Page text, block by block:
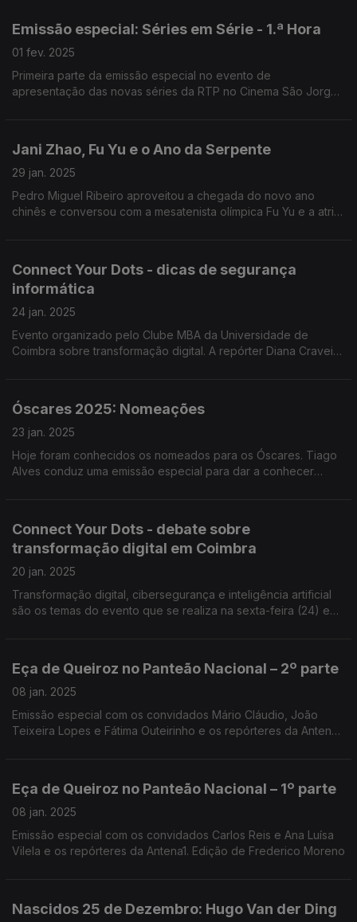
Emissão especial: Séries em Série - 1.ª Hora
01 fev. 2025
Primeira parte da emissão especial no evento de
apresentação das novas séries da RTP no Cinema São Jorge
Jani Zhao, Fu Yu e o Ano da Serpente
29 jan. 2025
Pedro Miguel Ribeiro aproveitou a chegada do novo ano
chinês e conversou com a mesatenista olímpica Fu Yu e a atriz
Connect Your Dots - dicas de segurança
informática
24 jan. 2025
Evento organizado pelo Clube MBA da Universidade de
Coimbra sobre transformação digital. A repórter Diana Craveiro
Óscares 2025: Nomeações
23 jan. 2025
Hoje foram conhecidos os nomeados para os Óscares. Tiago
Alves conduz uma emissão especial para dar a conhecer
Connect Your Dots - debate sobre
transformação digital em Coimbra
20 jan. 2025
Transformação digital, cibersegurança e inteligência artificial
são os temas do evento que se realiza na sexta-feira (24) em
Eça de Queiroz no Panteão Nacional – 2º parte
08 jan. 2025
Emissão especial com os convidados Mário Cláudio, João
Teixeira Lopes e Fátima Outeirinho e os repórteres da Antena1.
Eça de Queiroz no Panteão Nacional – 1º parte
08 jan. 2025
Emissão especial com os convidados Carlos Reis e Ana Luísa
Vilela e os repórteres da Antena1. Edição de Frederico Moreno
Nascidos 25 de Dezembro: Hugo Van der Ding